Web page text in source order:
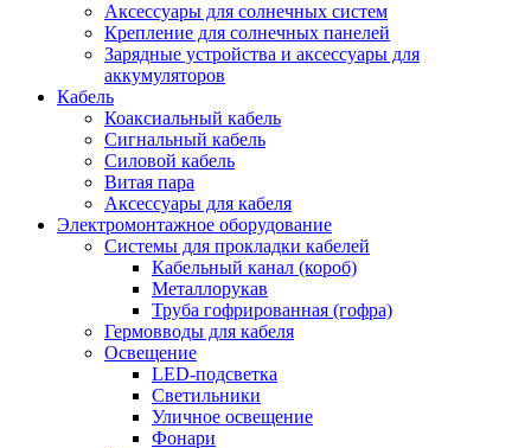
Аксессуары для солнечных систем
Крепление для солнечных панелей
Зарядные устройства и аксессуары для
аккумуляторов
Кабель
Коаксиальный кабель
Сигнальный кабель
Силовой кабель
Витая пара
Аксессуары для кабеля
Электромонтажное оборудование
Системы для прокладки кабелей
Кабельный канал (короб)
Металлорукав
Труба гофрированная (гофра)
Гермовводы для кабеля
Освещение
LED-подсветка
Светильники
Уличное освещение
Фонари